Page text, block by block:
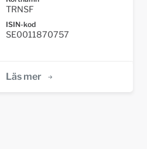
TRNSF
ISIN-kod
SE0011870757
Läs mer